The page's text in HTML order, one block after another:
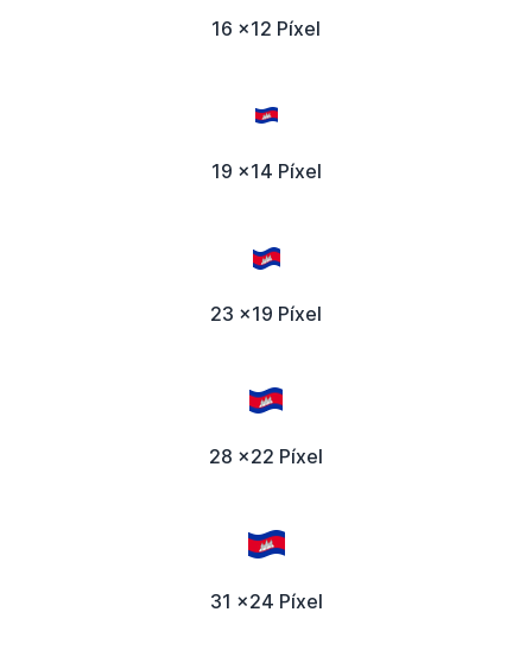
16 x12 Píxel
19 x14 Píxel
23 x19 Píxel
28 x22 Píxel
31 x24 Píxel